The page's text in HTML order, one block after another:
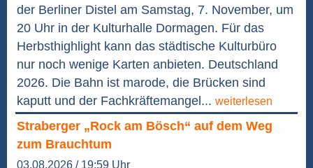
der Berliner Distel am Samstag, 7. November, um
20 Uhr in der Kulturhalle Dormagen. Für das
Herbsthighlight kann das städtische Kulturbüro
nur noch wenige Karten anbieten. Deutschland
2026. Die Bahn ist marode, die Brücken sind
kaputt und der Fachkräftemangel... weiterlesen
Straberger „Rock am Bösch“ auf dem Weg
zum Brauchtum
03.08.2026 / 19:59 Uhr